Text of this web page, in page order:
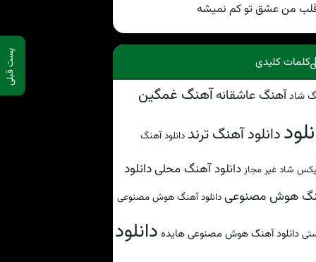
پست قبلی
من عشق تو کم نمیشه
کلمات کلیدی
شادآهنگ عاشقانهآهنگ غمگین
دانلود آهنگ ترند دانلود آهنگ
شاد غیر مجاز دانلود آهنگ محلیدانلود
هوش مصنوعی دانلود آهنگ هوش مصنوعی
دانلود آهنگ هوش مصنوعی هایده دانلود